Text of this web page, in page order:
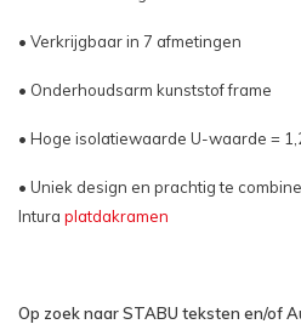
• Verkrijgbaar in 7 afmetingen
• Onderhoudsarm kunststof frame
• Hoge isolatiewaarde U-waarde =
• Uniek design en prachtig te
Intura platdakramen
Op zoek naar STABU teksten en/of